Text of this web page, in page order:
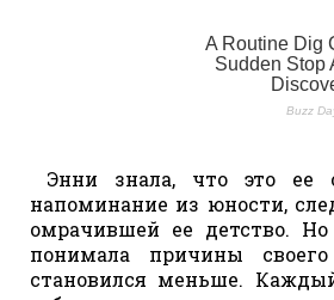
Энни знала, что это ее
напоминание из юности,
омрачившей ее детство. Но
понимала причины
становился меньше.